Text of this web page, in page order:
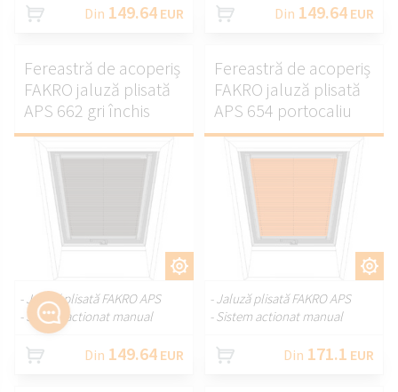
Din 149.64 EUR Din 149.64 EUR
Fereastră de acoperiș
FAKRO jaluză plisată
APS 662 gri închis
- Jaluză plisată FAKRO APS
- Sistem actionat manual
Din 149.64 EUR
Fereastră de acoperiș
FAKRO jaluză plisată
APS 654 portocaliu
- Jaluză plisată FAKRO APS
- Sistem actionat manual
Din 171.1 EUR